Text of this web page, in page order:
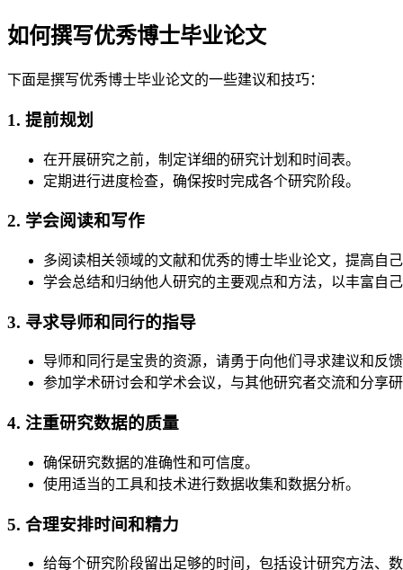
如何撰写优秀博士毕业论文
下面是撰写优秀博士毕业论文的一些建议和技巧：
1. 提前规划
在开展研究之前，制定详细的研究计划和时间表。
定期进行进度检查，确保按时完成各个研究阶段。
2. 学会阅读和写作
多阅读相关领域的文献和优秀的博士毕业论文，提高自
学会总结和归纳他人研究的主要观点和方法，以丰富自己
3. 寻求导师和同行的指导
导师和同行是宝贵的资源，请勇于向他们寻求建议和反馈
参加学术研讨会和学术会议，与其他研究者交流和分享研
4. 注重研究数据的质量
确保研究数据的准确性和可信度。
使用适当的工具和技术进行数据收集和数据分析。
5. 合理安排时间和精力
给每个研究阶段留出足够的时间，包括设计研究方法、